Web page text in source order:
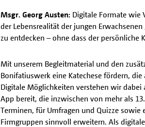
Msgr. Georg Austen: Digitale Formate wie
der Lebensrealität der jungen
zu entdecken – ohne dass der
Mit unserem Begleitmaterial und den
Bonifatiuswerk eine Katechese fördern,
Digitale Möglichkeiten verstehen wir dabei
App bereit, die inzwischen von mehr als
Terminen, für Umfragen und Quizze sowie
Firmgruppen sinnvoll erweitern. Als